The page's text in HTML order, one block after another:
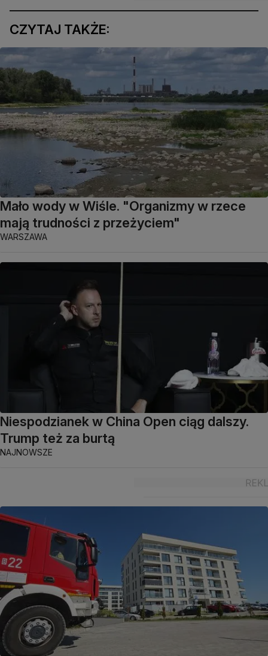
CZYTAJ TAKŻE:
Mało wody w Wiśle. "Organizmy w rzece
mają trudności z przeżyciem"
WARSZAWA
Niespodzianek w China Open ciąg dalszy.
Trump też za burtą
NAJNOWSZE